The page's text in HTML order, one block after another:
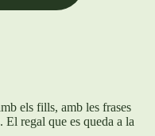
els fills, amb les frases
El regal que es queda a la